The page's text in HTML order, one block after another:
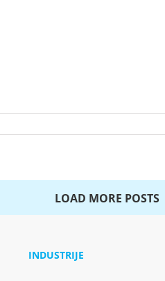
LOAD MORE POSTS
INDUSTRIJE